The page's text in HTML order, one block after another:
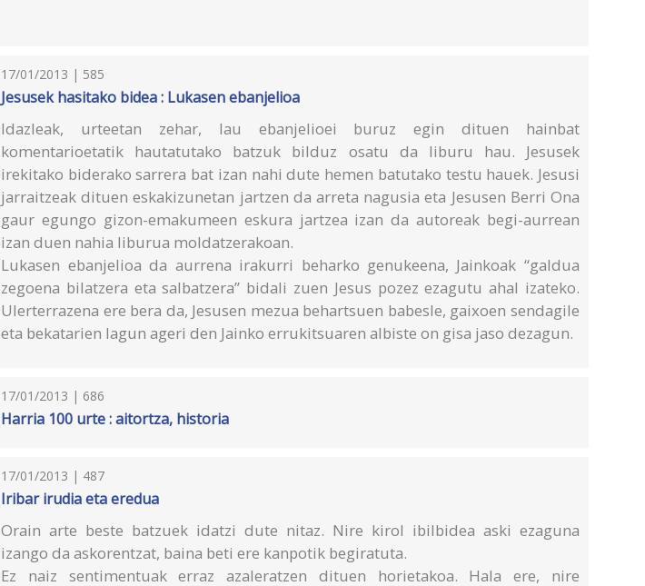
17/01/2013 | 585
Jesusek hasitako bidea : Lukasen ebanjelioa
Idazleak, urteetan zehar, lau ebanjelioei buruz egin dituen hainbat
komentarioetatik hautatutako batzuk bilduz osatu da liburu hau. Jesusek
irekitako biderako sarrera bat izan nahi dute hemen batutako testu hauek. Jesusi
jarraitzeak dituen eskakizunetan jartzen da arreta nagusia eta Jesusen Berri Ona
gaur egungo gizon-emakumeen eskura jartzea izan da autoreak begi-aurrean
izan duen nahia liburua moldatzerakoan.
Lukasen ebanjelioa da aurrena irakurri beharko genukeena, Jainkoak “galdua
zegoena bilatzera eta salbatzera” bidali zuen Jesus pozez ezagutu ahal izateko.
Ulerterrazena ere bera da, Jesusen mezua behartsuen babesle, gaixoen sendagile
eta bekatarien lagun ageri den Jainko errukitsuaren albiste on gisa jaso dezagun.
17/01/2013 | 686
Harria 100 urte : aitortza, historia
17/01/2013 | 487
Iribar irudia eta eredua
Orain arte beste batzuek idatzi dute nitaz. Nire kirol ibilbidea aski ezaguna
izango da askorentzat, baina beti ere kanpotik begiratuta.
Ez naiz sentimentuak erraz azaleratzen dituen horietakoa. Hala ere, nire